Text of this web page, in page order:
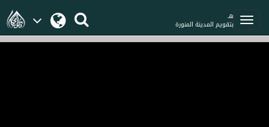
هـ
بتقويم المدينة المنورة